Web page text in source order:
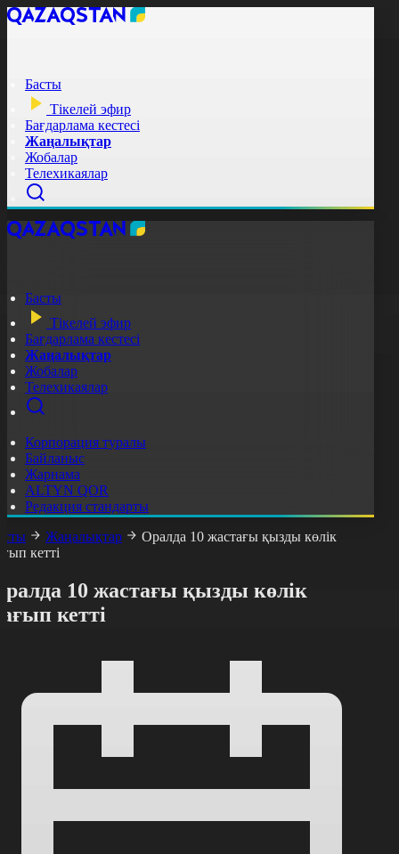
Басты
Тікелей эфир
Бағдарлама кестесі
Жаңалықтар
Жобалар
Телехикаялар
Басты
Тікелей эфир
Бағдарлама кестесі
Жаңалықтар
Жобалар
Телехикаялар
Корпорация туралы
Байланыс
Жарнама
ALTYN QOR
Редакция стандарты
Жаңалықтар
Оралда 10 жастағы қызды көлік
кетті
10 жастағы қызды көлік
кетті